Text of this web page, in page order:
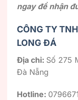
ngay để nhận
CÔNG TY
LONG ĐÁ
Địa chỉ: Số 275
Đà Nẵng
Hotline: